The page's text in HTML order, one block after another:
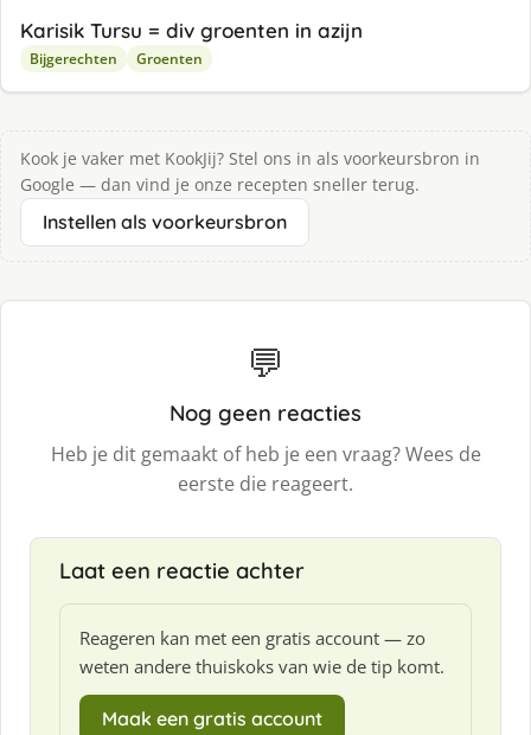
Karisik Tursu = div groenten in azijn
Bijgerechten Groenten
Kook je vaker met KookJij? Stel ons in als voorkeursbron in
Google — dan vind je onze recepten sneller terug.
Instellen als voorkeursbron
💬
Nog geen reacties
Heb je dit gemaakt of heb je een vraag? Wees de
eerste die reageert.
Laat een reactie achter
Reageren kan met een gratis account — zo
weten andere thuiskoks van wie de tip komt.
Maak een gratis account